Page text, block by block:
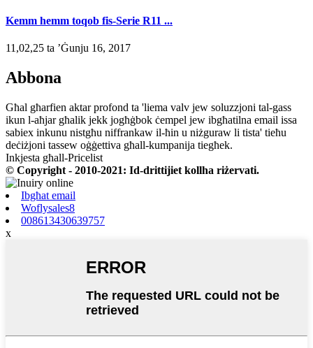
Kemm hemm toqob fis-Serie R11 ...
11,02,25 ta ’Ġunju 16, 2017
Abbona
Għal għarfien aktar profond ta 'liema valv jew soluzzjoni tal-gass
ikun l-aħjar għalik jekk jogħġbok ċempel jew ibgħatilna email issa
sabiex inkunu nistgħu niffrankaw il-ħin u niżguraw li tista' tieħu
deċiżjoni tassew oġġettiva għall-kumpanija tiegħek.
Inkjesta għall-Pricelist
© Copyright - 2010-2021: Id-drittijiet kollha riżervati.
Ibgħat email
Woflysales8
008613430639757
x